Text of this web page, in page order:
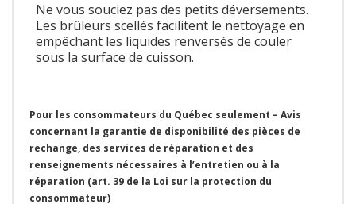
Ne vous souciez pas des petits déversements.
Les brûleurs scellés facilitent le nettoyage en
empêchant les liquides renversés de couler
sous la surface de cuisson.
Pour les consommateurs du Québec seulement – Avis
concernant la garantie de disponibilité des pièces de
rechange, des services de réparation et des
renseignements nécessaires à l’entretien ou à la
réparation (art. 39 de la Loi sur la protection du
consommateur)